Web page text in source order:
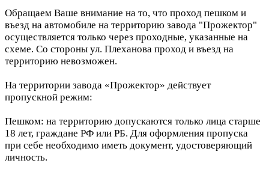
Обращаем Ваше внимание на то, что проход пешком и
въезд на автомобиле на территорию завода "Прожектор"
осуществляется только через проходные, указанные на
схеме. Со стороны ул. Плеханова проход и въезд на
территорию невозможен.
На территории завода «Прожектор» действует
пропускной режим:
Пешком: на территорию допускаются только лица старше
18 лет, граждане РФ или РБ. Для оформления пропуска
при себе необходимо иметь документ, удостоверяющий
личность.